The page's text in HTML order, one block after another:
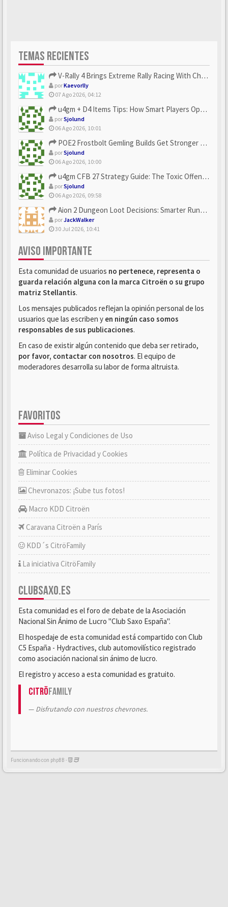
TEMAS RECIENTES
V-Rally 4 Brings Extreme Rally Racing With Challenging Track...
porKaevorlly
07 Ago 2026, 04:12
u4gm + D4 Items Tips: How Smart Players Optimize Gear, Build...
porSjolund
06 Ago 2026, 10:01
POE2 Frostbolt Gemling Builds Get Stronger With u4gm’s Ice C...
porSjolund
06 Ago 2026, 10:00
u4gm CFB 27 Strategy Guide: The Toxic Offensive Scheme Your ...
porSjolund
06 Ago 2026, 09:58
Aion 2 Dungeon Loot Decisions: Smarter Runs With U4N
porJackWalker
30 Jul 2026, 10:41
AVISO IMPORTANTE
Esta comunidad de usuarios no pertenece, representa o
guarda relación alguna con la marca Citroën o su grupo
matriz Stellantis.
Los mensajes publicados reflejan la opinión personal de los
usuarios que las escriben y en ningún caso somos
responsables de sus publicaciones.
En caso de existir algún contenido que deba ser retirado,
por favor, contactar con nosotros. El equipo de
moderadores desarrolla su labor de forma altruista.
FAVORITOS
Aviso Legal y Condiciones de Uso
Política de Privacidad y Cookies
Eliminar Cookies
Chevronazos: ¡Sube tus fotos!
Macro KDD Citroën
Caravana Citroën a París
KDD´s CitröFamily
La iniciativa CitröFamily
CLUBSAXO.ES
Esta comunidad es el foro de debate de la Asociación
Nacional Sin Ánimo de Lucro "Club Saxo España".
El hospedaje de esta comunidad está compartido con Club
C5 España - Hydractives, club automovilístico registrado
como asociación nacional sin ánimo de lucro.
El registro y acceso a esta comunidad es gratuito.
CitröFamily
Disfrutando con nuestros chevrones.
Funcionando con phpBB -